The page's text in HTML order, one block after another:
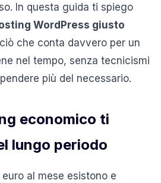
In questa guida ti spiego
WordPress giusto
che conta davvero per un
nel tempo, senza tecnicismi
più del necessario.
economico ti
lungo periodo
al mese esistono e